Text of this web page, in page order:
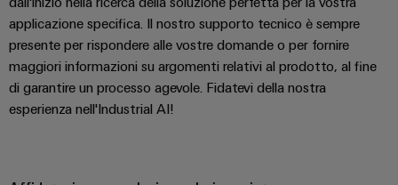
applicazione specifica. Il nostro supporto tecnico è sempre
presente per rispondere alle vostre domande o per fornire
maggiori informazioni su argomenti relativi al prodotto, al fine
di garantire un processo agevole. Fidatevi della nostra
esperienza nell'Industrial AI!